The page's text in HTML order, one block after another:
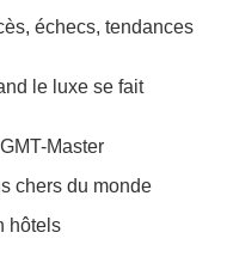
échecs, tendances
le luxe se fait
Master
chers du monde
hôtels